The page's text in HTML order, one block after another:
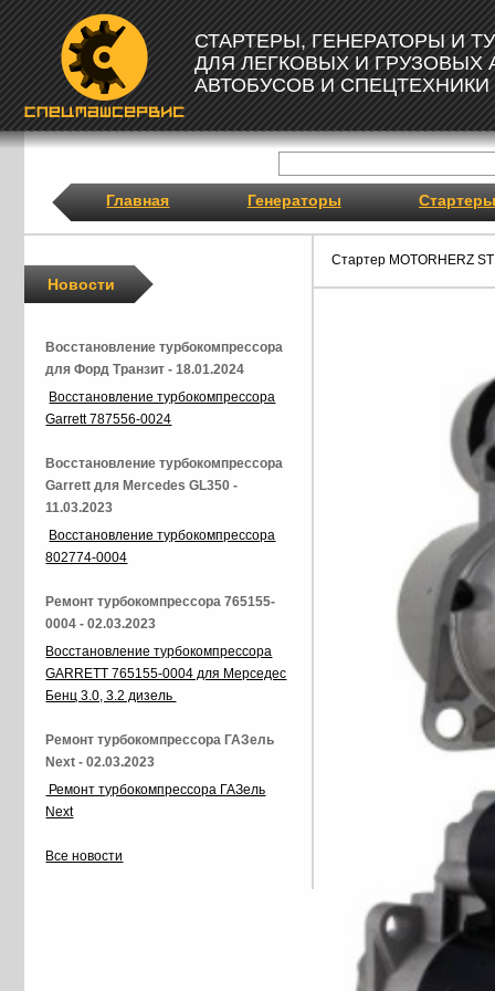
СТАРТЕРЫ, ГЕНЕРАТОРЫ И
ДЛЯ ЛЕГКОВЫХ И ГРУЗОВЫХ
АВТОБУСОВ И СПЕЦТЕХНИКИ
Главная Генераторы Стартеры
Стартер MOTORHERZ
Новости
Восстановление турбокомпрессора
для Форд Транзит - 18.01.2024
Восстановление турбокомпрессора
Garrett 787556-0024
Восстановление турбокомпрессора
Garrett для Mercedes GL350 -
11.03.2023
Восстановление турбокомпрессора
802774-0004
Ремонт турбокомпрессора 765155-
0004 - 02.03.2023
Восстановление турбокомпрессора
GARRETT 765155-0004 для Мерседес
Бенц 3.0, 3.2 дизель
Ремонт турбокомпрессора ГАЗель
Next - 02.03.2023
Ремонт турбокомпрессора ГАЗель
Next
Все новости